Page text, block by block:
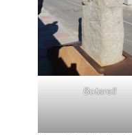
Botarell